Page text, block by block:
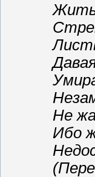
Жить
Не
Ибо